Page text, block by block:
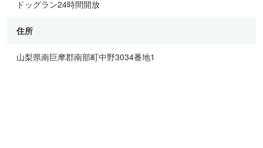
ドッグラン24時間開放
住所
山梨県南巨摩郡南部町中野3034番地1